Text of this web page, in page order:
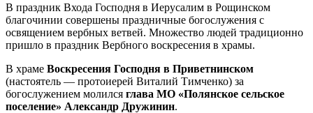
В праздник Входа Господня в Иерусалим в Рощинском
благочинии совершены праздничные богослужения с
освящением вербных ветвей. Множество людей традиционно
пришло в праздник Вербного воскресения в храмы.
В храме Воскресения Господня в Приветнинском
(настоятель — протоиерей Виталий Тимченко) за
богослужением молился глава МО «Полянское сельское
поселение» Александр Дружинин.